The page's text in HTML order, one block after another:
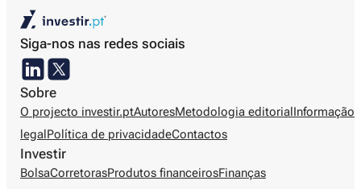
Siga-nos nas redes sociais
Sobre
O projecto investir.ptAutoresMetodologia editorialInformação
legalPolítica de privacidadeContactos
Investir
BolsaCorretorasProdutos financeirosFinanças